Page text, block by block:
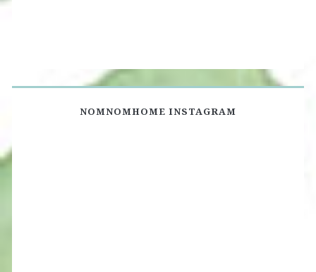
NOMNOMHOME INSTAGRAM